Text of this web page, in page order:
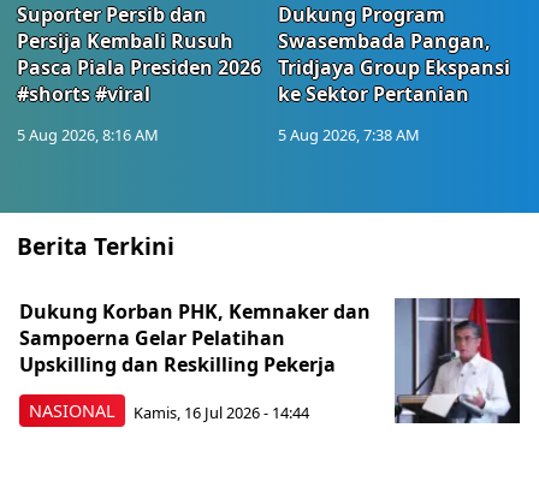
Suporter Persib dan
Persija Kembali Rusuh
Pasca Piala Presiden 2026
#shorts #viral
5 Aug 2026, 8:16 AM
Dukung Program
Swasembada Pangan,
Tridjaya Group Ekspansi
ke Sektor Pertanian
5 Aug 2026, 7:38 AM
Berita Terkini
NASIONAL
Dukung Korban PHK, Kemnaker dan
Sampoerna Gelar Pelatihan
Upskilling dan Reskilling Pekerja
Kamis, 16 Jul 2026 - 14:44